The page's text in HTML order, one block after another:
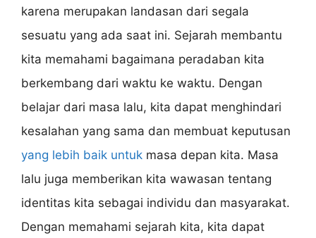
karena merupakan landasan dari segala
sesuatu yang ada saat ini. Sejarah membantu
kita memahami bagaimana peradaban kita
berkembang dari waktu ke waktu. Dengan
belajar dari masa lalu, kita dapat menghindari
kesalahan yang sama dan membuat keputusan
yang lebih baik untuk masa depan kita. Masa
lalu juga memberikan kita wawasan tentang
identitas kita sebagai individu dan masyarakat.
Dengan memahami sejarah kita, kita dapat